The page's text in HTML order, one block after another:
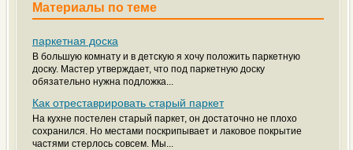
Материалы по теме
паркетная доска
В большую комнату и в детскую я хочу положить паркетную
доску. Мастер утверждает, что под паркетную доску
обязательно нужна подложка...
Как отреставрировать старый паркет
На кухне постелен старый паркет, он достаточно не плохо
сохранился. Но местами поскрипывает и лаковое покрытие
частями стерлось совсем. Мы...